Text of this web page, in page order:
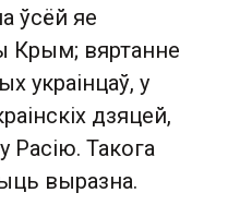
ўсёй яе
Крым; вяртанне
украінцаў, у
дзяцей,
Расію. Такога
выразна.